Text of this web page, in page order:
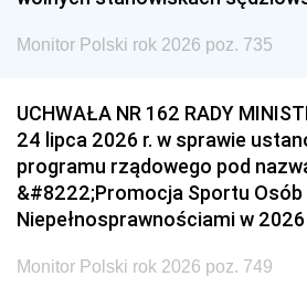
Monitor Polski rok 2026 poz. 735
UCHWAŁA NR 162 RADY
24 lipca 2026 r. w sprawie
programu rządowego pod
&#8222;Promocja Sportu Osób
Niepełnosprawnościami w
Monitor Polski rok 2026 poz. 749